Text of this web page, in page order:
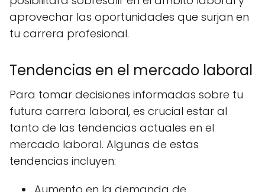
aprovechar las oportunidades que surjan en
tu carrera profesional.
Tendencias en el mercado laboral
Para tomar decisiones informadas sobre tu
futura carrera laboral, es crucial estar al
tanto de las tendencias actuales en el
mercado laboral. Algunas de estas
tendencias incluyen: